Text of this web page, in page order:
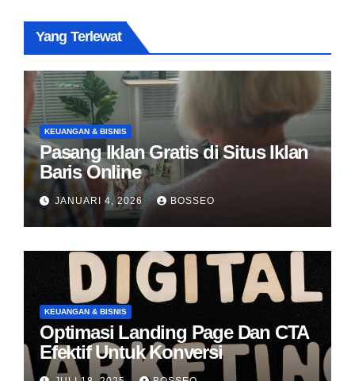
Yang Terlewat
KEUANGAN & BISNIS
Pasang Iklan Gratis di Situs Iklan
Baris Online
JANUARI 4, 2026 BOSSEO
KEUANGAN & BISNIS
Optimasi Landing Page Dan CTA
Efektif Untuk Konversi